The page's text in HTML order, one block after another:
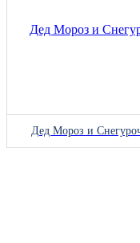
Дед Мороз и